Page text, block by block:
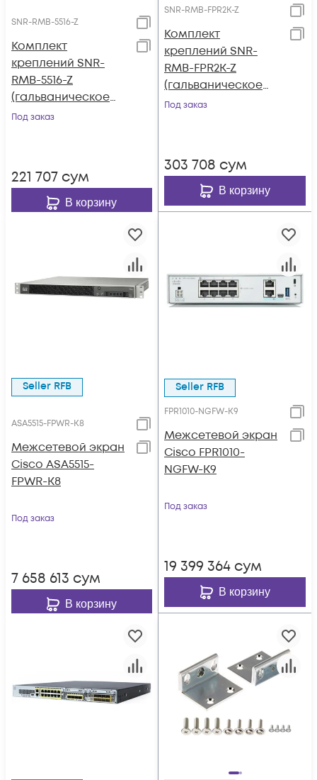
SNR-RMB-5516-Z
Комплект
креплений SNR-
RMB-5516-Z
(гальваническое
покрытие) для ASA
Под заказ
221 707 сум
В корзину
SNR-RMB-FPR2K-Z
Комплект
креплений SNR-
RMB-FPR2K-Z
(гальваническое
покрытие) для Cisco
Под заказ
303 708 сум
В корзину
Seller RFB
ASA5515-FPWR-K8
Межсетевой экран
Cisco ASA5515-
FPWR-K8
Под заказ
7 658 613 сум
В корзину
Seller RFB
FPR1010-NGFW-K9
Межсетевой экран
Cisco FPR1010-
NGFW-K9
Под заказ
19 399 364 сум
В корзину